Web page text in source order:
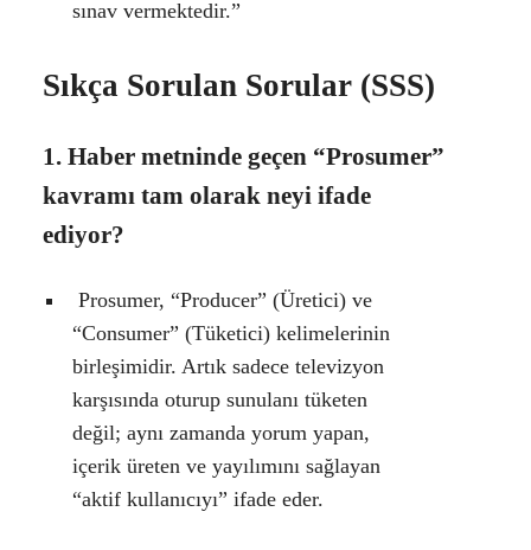
sınav vermektedir.”
Sıkça Sorulan Sorular (SSS)
1. Haber metninde geçen “Prosumer”
kavramı tam olarak neyi ifade
ediyor?
Prosumer, “Producer” (Üretici) ve
“Consumer” (Tüketici) kelimelerinin
birleşimidir. Artık sadece televizyon
karşısında oturup sunulanı tüketen
değil; aynı zamanda yorum yapan,
içerik üreten ve yayılımını sağlayan
“aktif kullanıcıyı” ifade eder.